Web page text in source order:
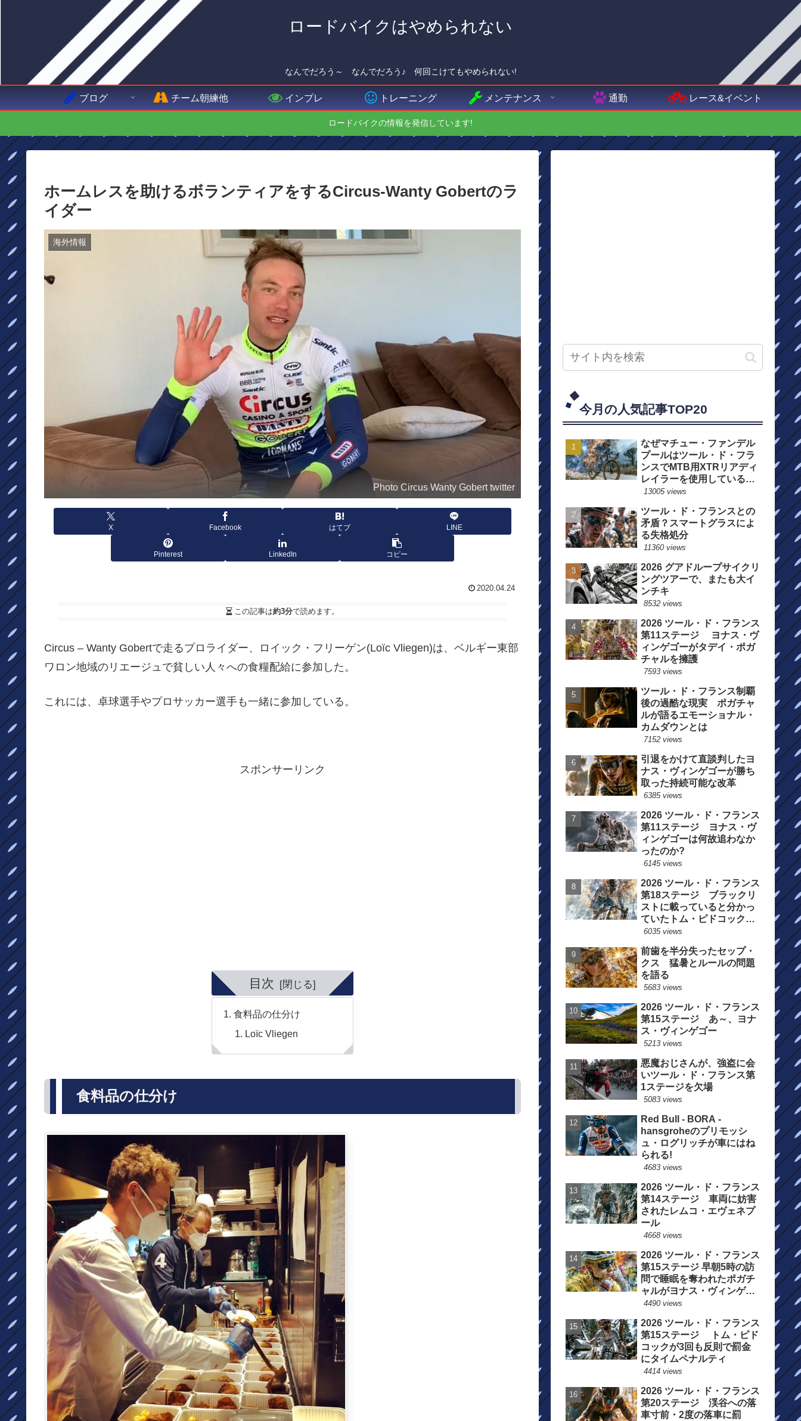
ロードバイクはやめられない
なんでだろう～ なんでだろう♪ 何回こけてもやめられない!
ブログ チーム朝練他 インプレ トレーニング メンテナンス 通勤 レース&イベント
ロードバイクの情報を発信しています!
ホームレスを助けるボランティアをするCircus-Wanty Gobertのラ
イダー
海外情報
Photo Circus Wanty Gobert twitter
X Facebook はてブ LINE
Pinterest LinkedIn コピー
2020.04.24
この記事は約3分で読めます。
Circus – Wanty Gobertで走るプロライダー、ロイック・フリーゲン(Loïc Vliegen)は、ベルギー東部
ワロン地域のリエージュで貧しい人々への食糧配給に参加した。
これには、卓球選手やプロサッカー選手も一緒に参加している。
スポンサーリンク
目次
食料品の仕分け
Loïc Vliegen
食料品の仕分け
今月の人気記事TOP20
なぜマチュー・ファンデル
プールはツール・ド・フラ
ンスでMTB用XTRリアディ
レイラーを使用しているの
か？
13005 views
ツール・ド・フランスとの
矛盾？スマートグラスによ
る失格処分
11360 views
2026 グアドループサイクリ
ングツアーで、またも大イ
ンチキ
8532 views
2026 ツール・ド・フランス
第11ステージ ヨナス・ヴ
ィンゲゴーがタデイ・ポガ
チャルを擁護
7593 views
ツール・ド・フランス制覇
後の過酷な現実 ポガチャ
ルが語るエモーショナル・
カムダウンとは
7152 views
引退をかけて直談判したヨ
ナス・ヴィンゲゴーが勝ち
取った持続可能な改革
6385 views
2026 ツール・ド・フランス
第11ステージ ヨナス・ヴ
ィンゲゴーは何故追わなか
ったのか?
6145 views
2026 ツール・ド・フランス
第18ステージ ブラックリ
ストに載っていると分かっ
ていたトム・ピドコックは
総合順位死守に
6035 views
前歯を半分失ったセップ・
クス 猛暑とルールの問題
を語る
5683 views
2026 ツール・ド・フランス
第15ステージ あ～、ヨナ
ス・ヴィンゲゴー
5213 views
悪魔おじさんが、強盗に会
いツール・ド・フランス第
1ステージを欠場
5083 views
Red Bull - BORA -
hansgroheのプリモッシ
ュ・ログリッチが車にはね
られる!
4683 views
2026 ツール・ド・フランス
第14ステージ 車両に妨害
されたレムコ・エヴェネプ
ール
4668 views
2026 ツール・ド・フランス
第15ステージ 早朝5時の訪
問で睡眠を奪われたポガチ
ャルがヨナス・ヴィンゲゴ
ーの離脱を惜しむ
4490 views
2026 ツール・ド・フランス
第15ステージ トム・ピド
コックが3回も反則で罰金
にタイムペナルティ
4414 views
2026 ツール・ド・フランス
第20ステージ 渓谷への落
車寸前・2度の落車に罰